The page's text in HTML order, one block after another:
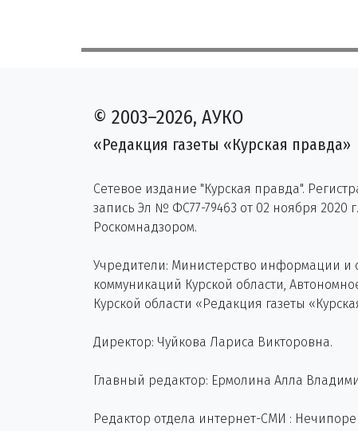
© 2003–2026, АУКО
«Редакция газеты «Курская правда»
Сетевое издание "Курская правда".
запись Эл № ФС77-79463 от 02 ноября 2020
Роскомнадзором.
Учредители: Министерство информации и
коммуникаций Курской области,
Курской области «Редакция газеты
Директор: Чуйкова Лариса Викторовна.
Главный редактор: Ермолина Алла
Редактор отдела интернет-СМИ :